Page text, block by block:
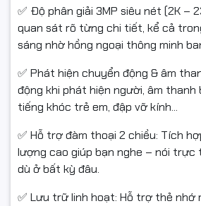
✅ Độ phân giải 3MP siêu nét (2K –
quan sát rõ từng chi tiết, kể cả
sáng nhờ hồng ngoại thông minh
✅ Phát hiện chuyển động & âm
động khi phát hiện người, âm
tiếng khóc trẻ em, đập vỡ kính...
✅ Hỗ trợ đàm thoại 2 chiều: Tích
lượng cao giúp bạn nghe – nói trực
dù ở bất kỳ đâu.
✅ Lưu trữ linh hoạt: Hỗ trợ thẻ nhớ